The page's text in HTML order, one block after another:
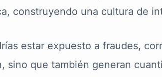
construyendo una cultura de
estar expuesto a fraudes,
sino que también generan